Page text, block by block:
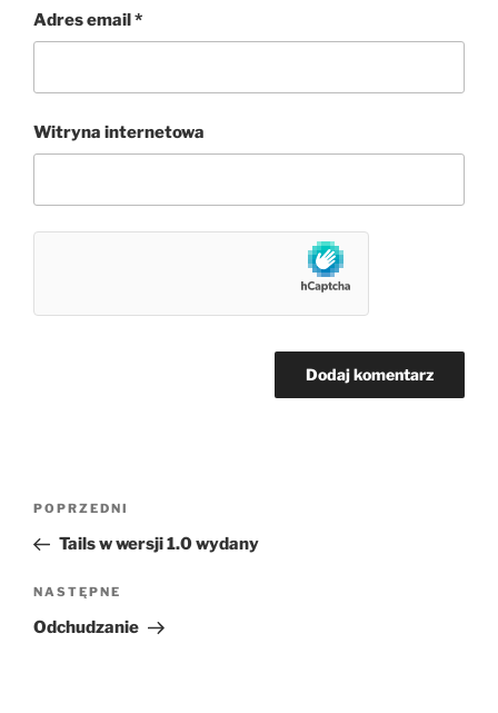
Adres email*
Witryna internetowa
Nawigacja
Poprzedni
wpis
POPRZEDNI
Tails w wersji 1.0 wydany
Następny
wpis
NASTĘPNE
Odchudzanie